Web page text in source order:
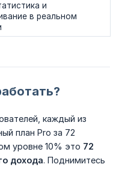
и
в реальном
каждый из
план Pro за 72
уровне 10% это 72
дохода. Поднимитесь